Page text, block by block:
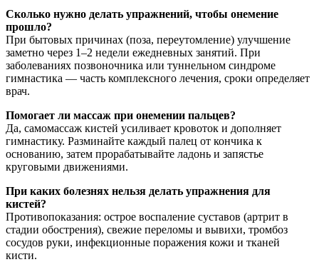
Сколько нужно делать упражнений, чтобы онемение
прошло?
При бытовых причинах (поза, переутомление) улучшение
заметно через 1–2 недели ежедневных занятий. При
заболеваниях позвоночника или туннельном синдроме
гимнастика — часть комплексного лечения, сроки определяет
врач.
Помогает ли массаж при онемении пальцев?
Да, самомассаж кистей усиливает кровоток и дополняет
гимнастику. Разминайте каждый палец от кончика к
основанию, затем прорабатывайте ладонь и запястье
круговыми движениями.
При каких болезнях нельзя делать упражнения для
кистей?
Противопоказания: острое воспаление суставов (артрит в
стадии обострения), свежие переломы и вывихи, тромбоз
сосудов руки, инфекционные поражения кожи и тканей
кисти.